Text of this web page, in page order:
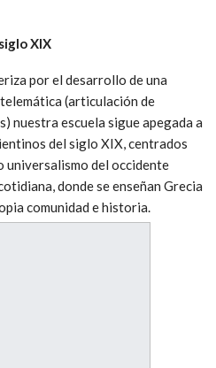
XIX
por el desarrollo de una
(articulación de
nuestra escuela sigue apegada a
del siglo XIX, centrados
universalismo del occidente
donde se enseñan Grecia
comunidad e historia.